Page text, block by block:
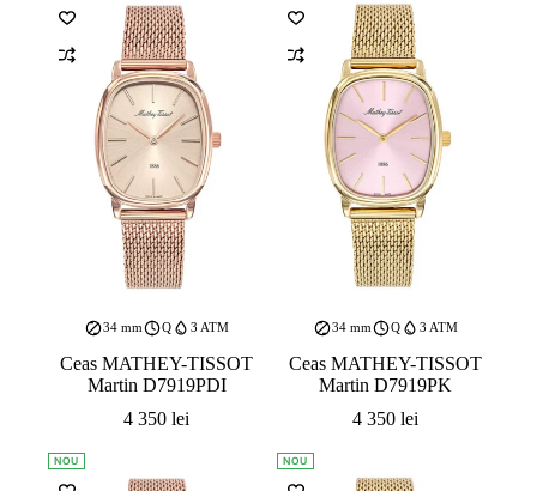
34 mm Q 3 ATM
Ceas MATHEY-TISSOT
Martin D7919PDI
4 350lei
34 mm Q 3 ATM
Ceas MATHEY-TISSOT
Martin D7919PK
4 350lei
NOU NOU